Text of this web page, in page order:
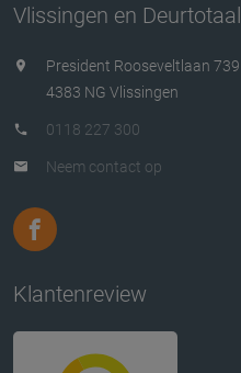
Vlissingen en Deurtotaal
President Rooseveltlaan 739
4383 NG Vlissingen
0118 227 300
Neem contact op
Klantenreview